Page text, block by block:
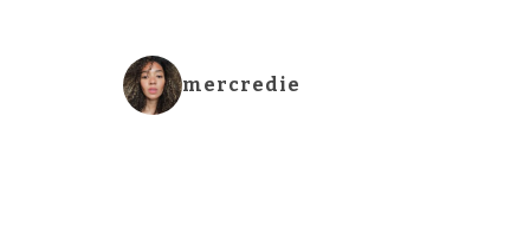
mercredie